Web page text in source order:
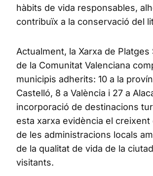
hàbits de vida responsables,
contribuïx a la conservació del
Actualment, la Xarxa de Platges
de la Comunitat Valenciana
municipis adherits: 10 a la
Castelló, 8 a València i 27 a
incorporació de destinacions
esta xarxa evidència el creixent
de les administracions locals
de la qualitat de vida de la
visitants.